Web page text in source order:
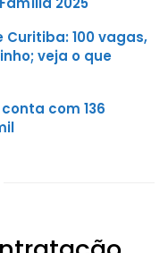
100 vagas,
veja o que
conta com 136